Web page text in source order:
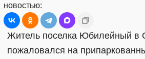
новостью:
Житель поселка Юбилейный в
пожаловался на